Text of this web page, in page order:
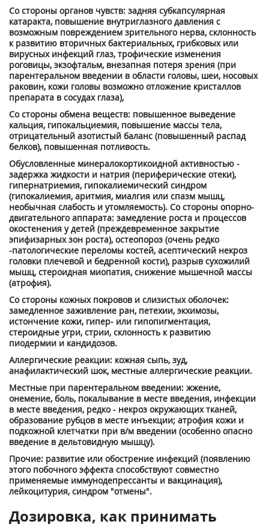
Со стороны органов чувств: задняя субкапсулярная
катаракта, повышение внутриглазного давления с
возможным повреждением зрительного нерва, склонность
к развитию вторичных бактериальных, грибковых или
вирусных инфекций глаз, трофические изменения
роговицы, экзофтальм, внезапная потеря зрения (при
парентеральном введении в области головы, шеи, носовых
раковин, кожи головы возможно отложение кристаллов
препарата в сосудах глаза),
Со стороны обмена веществ: повышенное выведение
кальция, гипокальциемия, повышение массы тела,
отрицательный азотистый баланс (повышенный распад
белков), повышенная потливость.
Обусловленные минералокортикоидной активностью -
задержка жидкости и натрия (периферические отеки),
гипернатриемия, гипокалиемический синдром
(гипокалиемия, аритмия, миалгия или спазм мышц,
необычная слабость и утомляемость). Со стороны опорно-
двигательного аппарата: замедление роста и процессов
окостенения у детей (преждевременное закрытие
эпифизарных зон роста), остеопороз (очень редко
-патологические переломы костей, асептический некроз
головки плечевой и бедренной кости), разрыв сухожилий
мышц, стероидная миопатия, снижение мышечной массы
(атрофия).
Со стороны кожных покровов и слизистых оболочек:
замедленное заживление ран, петехии, экхимозы,
истончение кожи, гипер- или гипопигментация,
стероидные угри, стрии, склонность к развитию
пиодермии и кандидозов.
Аллергические реакции: кожная сыпь, зуд,
анафилактический шок, местные аллергические реакции.
Местные при парентеральном введении: жжение,
онемение, боль, покалывание в месте введения, инфекции
в месте введения, редко - некроз окружающих тканей,
образование рубцов в месте инъекции; атрофия кожи и
подкожной клетчатки при в/м введении (особенно опасно
введение в дельтовидную мышцу).
Прочие: развитие или обострение инфекций (появлению
этого побочного эффекта способствуют совместно
применяемые иммунодепрессанты и вакцинация),
лейкоцитурия, синдром "отмены".
Дозировка, как принимать